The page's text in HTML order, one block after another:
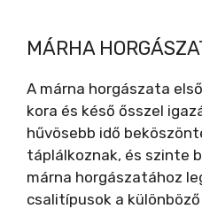
MÁRHA
A márna horgászata
kora és késő ősszel
hűvösebb idő
táplálkoznak, és szinte
márna horgászatához
csalitípusok a